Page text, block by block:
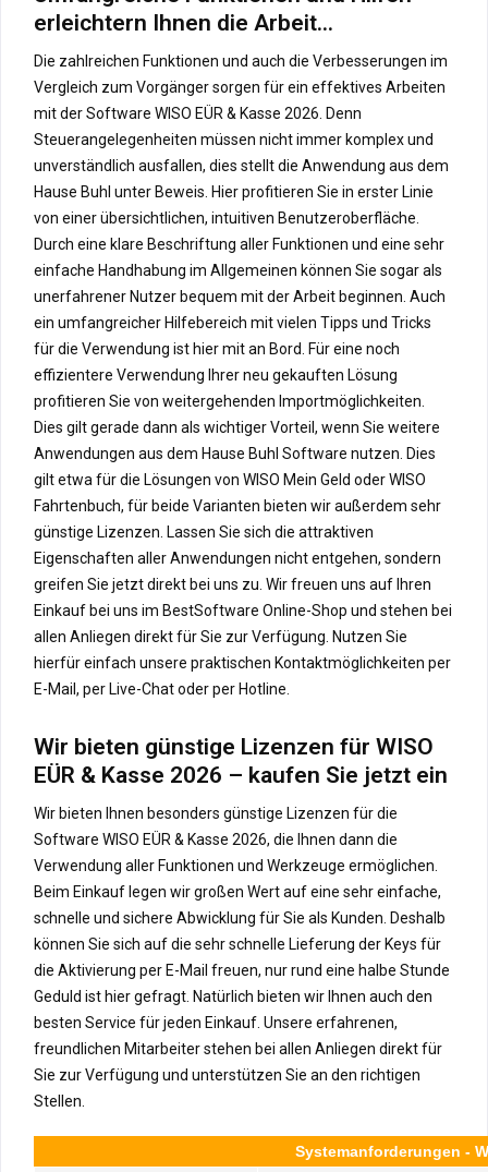
erleichtern Ihnen die Arbeit…
Die zahlreichen Funktionen und auch die Verbesserungen im
Vergleich zum Vorgänger sorgen für ein effektives Arbeiten
mit der Software WISO EÜR & Kasse 2026. Denn
Steuerangelegenheiten müssen nicht immer komplex und
unverständlich ausfallen, dies stellt die Anwendung aus dem
Hause Buhl unter Beweis. Hier profitieren Sie in erster Linie
von einer übersichtlichen, intuitiven Benutzeroberfläche.
Durch eine klare Beschriftung aller Funktionen und eine sehr
einfache Handhabung im Allgemeinen können Sie sogar als
unerfahrener Nutzer bequem mit der Arbeit beginnen. Auch
ein umfangreicher Hilfebereich mit vielen Tipps und Tricks
für die Verwendung ist hier mit an Bord. Für eine noch
effizientere Verwendung Ihrer neu gekauften Lösung
profitieren Sie von weitergehenden Importmöglichkeiten.
Dies gilt gerade dann als wichtiger Vorteil, wenn Sie weitere
Anwendungen aus dem Hause Buhl Software nutzen. Dies
gilt etwa für die Lösungen von WISO Mein Geld oder WISO
Fahrtenbuch, für beide Varianten bieten wir außerdem sehr
günstige Lizenzen. Lassen Sie sich die attraktiven
Eigenschaften aller Anwendungen nicht entgehen, sondern
greifen Sie jetzt direkt bei uns zu. Wir freuen uns auf Ihren
Einkauf bei uns im BestSoftware Online-Shop und stehen bei
allen Anliegen direkt für Sie zur Verfügung. Nutzen Sie
hierfür einfach unsere praktischen Kontaktmöglichkeiten per
E-Mail, per Live-Chat oder per Hotline.
Wir bieten günstige Lizenzen für WISO
EÜR & Kasse 2026 – kaufen Sie jetzt ein
Wir bieten Ihnen besonders günstige Lizenzen für die
Software WISO EÜR & Kasse 2026, die Ihnen dann die
Verwendung aller Funktionen und Werkzeuge ermöglichen.
Beim Einkauf legen wir großen Wert auf eine sehr einfache,
schnelle und sichere Abwicklung für Sie als Kunden. Deshalb
können Sie sich auf die sehr schnelle Lieferung der Keys für
die Aktivierung per E-Mail freuen, nur rund eine halbe Stunde
Geduld ist hier gefragt. Natürlich bieten wir Ihnen auch den
besten Service für jeden Einkauf. Unsere erfahrenen,
freundlichen Mitarbeiter stehen bei allen Anliegen direkt für
Sie zur Verfügung und unterstützen Sie an den richtigen
Stellen.
Systemanforderungen -